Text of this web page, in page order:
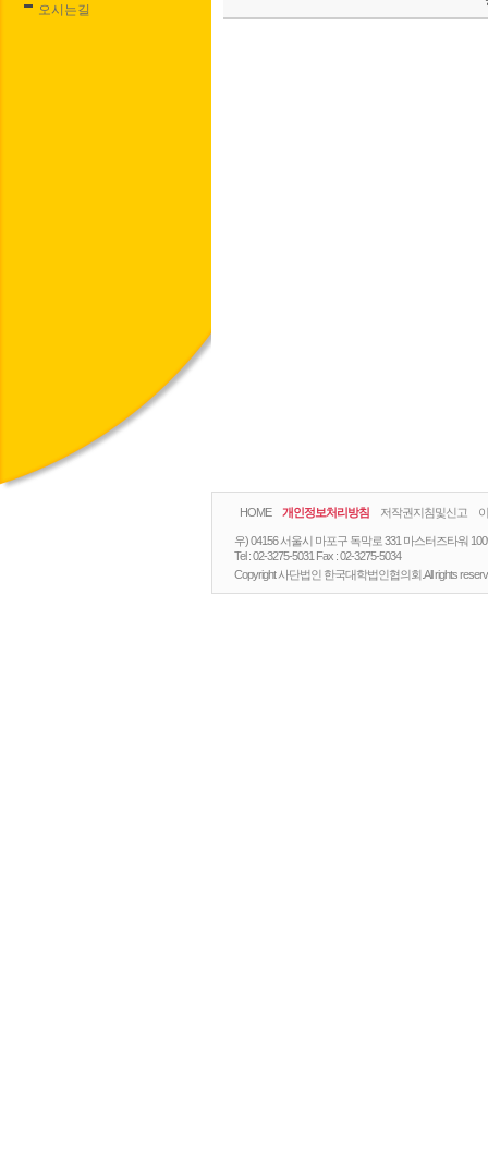
오시는길
HOME 개인정보처리방침 저작권지침및신고
우) 04156 서울시 마포구 독막로 331 마스터즈타워
Tel :02-3275-5031 Fax :02-3275-5034
Copyright 사단법인 한국대학법인협의회.All rights